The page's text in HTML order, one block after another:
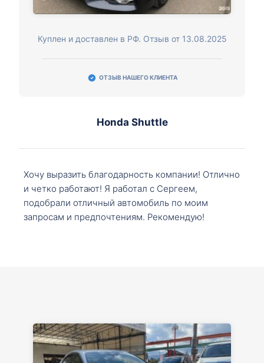
Куплен и доставлен в РФ. Отзыв от 13.08.2025
ОТЗЫВ НАШЕГО КЛИЕНТА
Honda Shuttle
Хочу выразить благодарность компании! Отлично
и четко работают! Я работал с Сергеем,
подобрали отличный автомобиль по моим
запросам и предпочтениям. Рекомендую!